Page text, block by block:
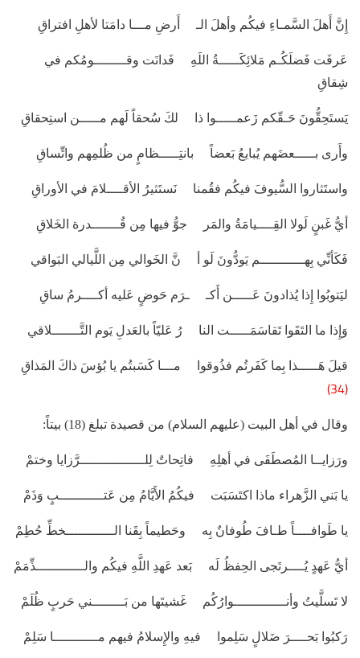
إِنَّ أَهلَ السَّمـاءِ فيكُم وأهلَ الـ أَرضِ مـــا دامَتا لأهلِ افتراقِ
عَرفَت فَضلَكُـم مَلائِكَـــــةُ اللَهِ فَدانَت وقــــــــومُكم في
شِقاقِ
يَستَحِقُّونَ حَـقّكم زَعمـــــوا ذا لكَ سُحقاً لَهم مـــــن استِحقاقِ
وأَرى بـــــعضَهم يُبايعُ بَعضاً بانتِـــــظامٍ من ظُلمِهم واتِّساقِ
واستَثاروا السُّيوفَ فيكُم فقُمنا نَستَثيرُ الأقــــلامَ في الأوراقِ
أيُّ غَبنٍ لَولا القِــــيامَةُ والمَر جوُّ فيها مِن قُـــــــدرة الخَلاقِ
فَكَأنِّي بِهـــــــــــم يَودُّونَ لَو أ نَّ الخَوالي مِن اللَّيالي البَواقي
ليَتوبُوا إِذا يُذادونَ عَـــــن أَكـ ـرَم حَوضٍ عَليه أكــــرمُ ساقِ
وَإِذا ما التَقَوا تَقاسَمَـــــت النا رُ عَليّاً بالعَدلِ يَوم التَّـــــــلاقي
قيلَ هَـــــذا بِما كَفَرتُم فذُوقوا مـــا كَسَبتُم يا بُؤسَ ذاكَ المَذاقِ
(34)
وقال في أهل البيت (عليهم السلام) من قصيدة تبلغ (18) بيتاً:
ورَزايــا المُصطَفَى في أهلِهِ فاتِحاتٌ لِلــــــــــــــــرَّزايا وختمْ
يا بَني الزَّهراء ماذا اكتَسَبَت فيكُمُ الأَيَّامُ مِن عَتـــــــــــبٍ وَذَمْ
يا طَوافــــاً طـافَ طُوفانٌ بِه وحَطيماً بِقَنا الــــــــــــخطِّ حُطِمْ
أيُّ عَهدٍ يُــــرتَجى الحِفظُ لَه بَعد عَهدِ اللَّهِ فيكُم والــــــــــــذِّمَمْ
لا تَسلَّيتُ وأنـــــــــــــوارُكُم غَشيتَها من بَــــــــني حَربٍ ظُلَمْ
رَكبُوا بَحــــرَ ضَلالٍ سَلِموا فيهِ والإِسلامُ فيهم مـــــــــــا سَلِمْ